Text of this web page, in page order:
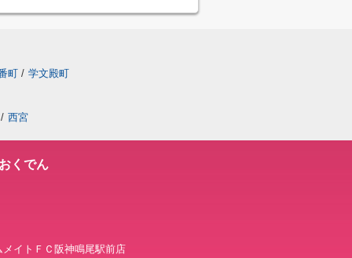
町 / 学文殿町
/ 西宮
くでん
イトＦＣ阪神鳴尾駅前店